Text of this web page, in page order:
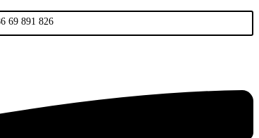
69 891 826